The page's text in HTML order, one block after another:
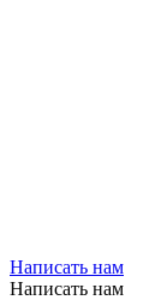
Написать нам
Написать нам